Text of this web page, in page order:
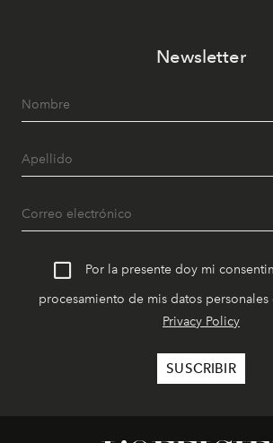
Newsletter
Por la presente doy mi
procesamiento de mis datos
Privacy Policy